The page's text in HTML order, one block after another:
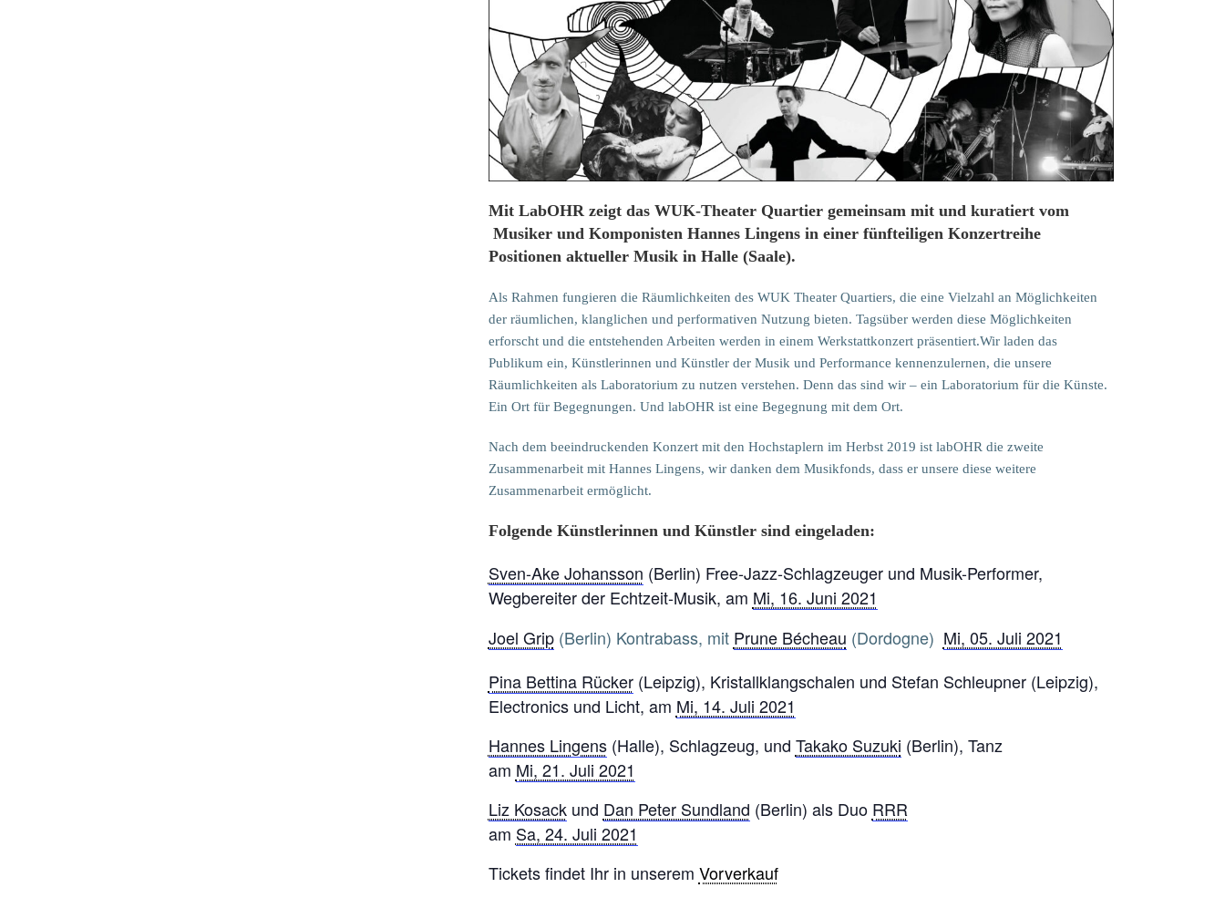
Mit LabOHR zeigt das WUK-Theater Quartier gemeinsam mit und kuratiert vom
Musiker und Komponisten Hannes Lingens in einer fünfteiligen Konzertreihe
Positionen aktueller Musik in Halle (Saale).
Als Rahmen fungieren die Räumlichkeiten des WUK Theater Quartiers, die eine Vielzahl an Möglichkeiten
der räumlichen, klanglichen und performativen Nutzung bieten. Tagsüber werden diese Möglichkeiten
erforscht und die entstehenden Arbeiten werden in einem Werkstattkonzert präsentiert.Wir laden das
Publikum ein, Künstlerinnen und Künstler der Musik und Performance kennenzulernen, die unsere
Räumlichkeiten als Laboratorium zu nutzen verstehen. Denn das sind wir – ein Laboratorium für die Künste.
Ein Ort für Begegnungen. Und labOHR ist eine Begegnung mit dem Ort.
Nach dem beeindruckenden Konzert mit den Hochstaplern im Herbst 2019 ist labOHR die zweite
Zusammenarbeit mit Hannes Lingens, wir danken dem Musikfonds, dass er unsere diese weitere
Zusammenarbeit ermöglicht.
Folgende Künstlerinnen und Künstler sind eingeladen:
Sven-Ake Johansson (Berlin) Free-Jazz-Schlagzeuger und Musik-Performer,
Wegbereiter der Echtzeit-Musik, am Mi, 16. Juni 2021
Joel Grip(Berlin) Kontrabass, mit Prune Bécheau (Dordogne) Mi, 05. Juli 2021
Pina Bettina Rücker(Leipzig), Kristallklangschalen und Stefan Schleupner (Leipzig),
Electronics und Licht, am Mi, 14. Juli 2021
Hannes Lingens(Halle), Schlagzeug, und Takako Suzuki (Berlin), Tanz
am Mi, 21. Juli 2021
Liz Kosackund Dan Peter Sundland (Berlin) als Duo RRR
am Sa, 24. Juli 2021
Tickets findet Ihr in unserem Vorverkauf